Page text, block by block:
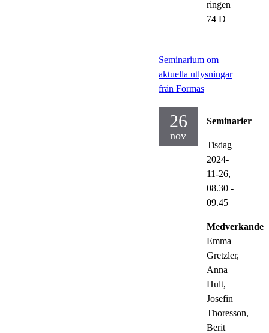
ringen
74 D
Seminarium om
aktuella utlysningar
från Formas
26
nov
Seminarier
Tisdag
2024-
11-26,
08.30 -
09.45
Medverkande:
Emma
Gretzler,
Anna
Hult,
Josefin
Thoresson,
Berit